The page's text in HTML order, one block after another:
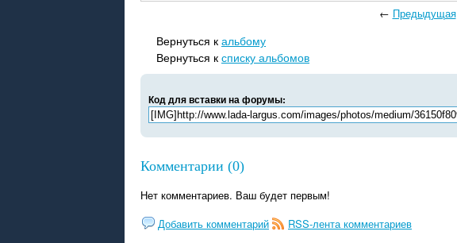
← Предыдущая
Вернуться к альбому
Вернуться к списку альбомов
Код для вставки на форумы:
Комментарии (0)
Нет комментариев. Ваш будет первым!
Добавить комментарий
RSS-лента комментариев